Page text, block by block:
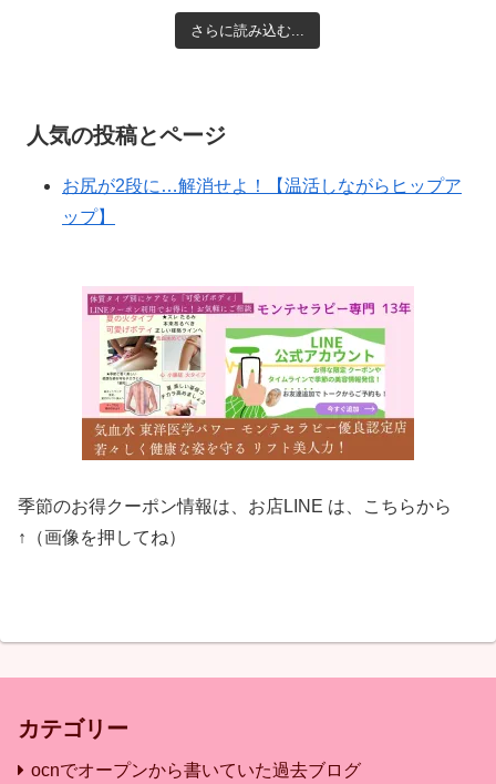
さらに読み込む...
人気の投稿とページ
お尻が2段に…解消せよ！【温活しながらヒップア
ップ】
季節のお得クーポン情報は、お店LINE は、こちらから
↑（画像を押してね）
カテゴリー
ocnでオープンから書いていた過去ブログ